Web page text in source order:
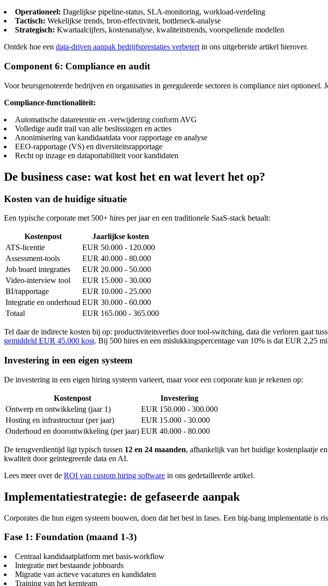
Operationeel: Dagelijkse pipeline-status, SLA-monitoring, workload-verdeling
Tactisch: Wekelijkse trends, bron-effectiviteit, bottleneck-analyse
Strategisch: Kwartaalcijfers, kostenanalyse, kwaliteitstrends, voorspellende modellen
Ontdek hoe een data-driven aanpak bedrijfsprestaties verbetert in ons uitgebreide artikel hierover.
Component 6: Compliance en audit
Voor beursgenoteerde bedrijven en organisaties in gereguleerde sectoren is compliance niet
Compliance-functionaliteit:
Automatische dataretentie en -verwijdering conform AVG
Volledige audit trail van alle beslissingen en acties
Anonimisering van kandidaatdata voor rapportage en analyse
EEO-rapportage (VS) en diversiteitsrapportage
Recht op inzage en dataportabiliteit voor kandidaten
De business case: wat kost het en wat levert het op?
Kosten van de huidige situatie
Een typische corporate met 500+ hires per jaar en een traditionele SaaS-stack betaalt:
Kostenpost
Jaarlijkse kosten
ATS-licentie
EUR 50.000 - 120.000
Assessment-tools
EUR 40.000 - 80.000
Job board integraties
EUR 20.000 - 50.000
Video-interview tool
EUR 15.000 - 30.000
BI/rapportage
EUR 10.000 - 25.000
Integratie en onderhoud EUR 30.000 - 60.000
Totaal
EUR 165.000 - 365.000
Tel daar de indirecte kosten bij op: productiviteitsverlies door tool-switching, data die verloren gaat
gemiddeld EUR 45.000 kost. Bij 500 hires en een mislukkingspercentage van 10% is dat EUR 2,25
Investering in een eigen systeem
De investering in een eigen hiring systeem varieert, maar voor een corporate kun je rekenen op:
Kostenpost
Investering
Ontwerp en ontwikkeling (jaar 1)
EUR 150.000 - 300.000
Hosting en infrastructuur (per jaar)
EUR 15.000 - 30.000
Onderhoud en doorontwikkeling (per jaar) EUR 40.000 - 80.000
De terugverdientijd ligt typisch tussen 12 en 24 maanden, afhankelijk van het huidige kostenplaatje
kwaliteit door geintegreerde data en AI.
Lees meer over de ROI van custom hiring software in ons gedetailleerde artikel.
Implementatiestrategie: de gefaseerde aanpak
Corporates die hun eigen systeem bouwen, doen dat het best in fases. Een big-bang implementatie is
Fase 1: Foundation (maand 1-3)
Centraal kandidaatplatform met basis-workflow
Integratie met bestaande jobboards
Migratie van actieve vacatures en kandidaten
Training van het kernteam